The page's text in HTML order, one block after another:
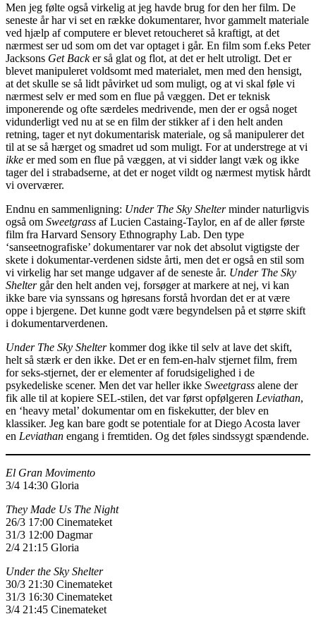
Men jeg følte også virkelig at jeg havde brug for den her film. De
seneste år har vi set en række dokumentarer, hvor gammelt materiale
ved hjælp af computere er blevet retoucheret så kraftigt, at det
nærmest ser ud som om det var optaget i går. En film som f.eks Peter
Jacksons Get Backer så glat og flot, at det er helt utroligt. Det er
blevet manipuleret voldsomt med materialet, men med den hensigt,
at det skulle se så lidt påvirket ud som muligt, og at vi skal føle vi
nærmest selv er med som en flue på væggen. Det er teknisk
imponerende og ofte særdeles medrivende, men der er også noget
vidunderligt ved nu at se en film der stikker af i den helt anden
retning, tager et nyt dokumentarisk materiale, og så manipulerer det
til at se så hærget og smadret ud som muligt. For at understrege at vi
ikke er med som en flue på væggen, at vi sidder langt væk og ikke
tager del i strabadserne, at det er noget vildt og nærmest mytisk hårdt
vi overværer.
Endnu en sammenligning: Under The Sky Shelterminder naturligvis
også om Sweetgrass af Lucien Castaing-Taylor, en af de aller første
film fra Harvard Sensory Ethnography Lab. Den type
‘sanseetnografiske’ dokumentarer var nok det absolut vigtigste der
skete i dokumentar-verdenen sidste årti, men det er også en stil som
vi virkelig har set mange udgaver af de seneste år. Under The Sky
Shelter går den helt anden vej, forsøger at markere at nej, vi kan
ikke bare via synssans og høresans forstå hvordan det er at være
oppe i bjergene. Det kunne godt være begyndelsen på et større skift
i dokumentarverdenen.
Under The Sky Shelterkommer dog ikke til selv at lave det skift,
helt så stærk er den ikke. Det er en fem-en-halv stjernet film, frem
for seks-stjernet, der er elementer af forudsigelighed i de
psykedeliske scener. Men det var heller ikke Sweetgrass alene der
fik alle til at kopiere SEL-stilen, det var først opfølgeren Leviathan,
en ‘heavy metal’ dokumentar om en fiskekutter, der blev en
klassiker. Jeg kan bare godt se potentiale for at Diego Acosta laver
en Leviathan engang i fremtiden. Og det føles sindssygt spændende.
El Gran Movimento
3/4 14:30 Gloria
They Made Us The Night
26/3 17:00 Cinemateket
31/3 12:00 Dagmar
2/4 21:15 Gloria
Under the Sky Shelter
30/3 21:30 Cinemateket
31/3 16:30 Cinemateket
3/4 21:45 Cinemateket